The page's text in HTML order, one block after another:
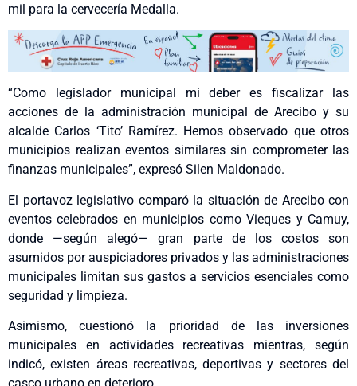
mil para la cervecería Medalla.
“Como legislador municipal mi deber es fiscalizar las
acciones de la administración municipal de Arecibo y su
alcalde Carlos ‘Tito’ Ramírez. Hemos observado que otros
municipios realizan eventos similares sin comprometer las
finanzas municipales”, expresó Silen Maldonado.
El portavoz legislativo comparó la situación de Arecibo con
eventos celebrados en municipios como Vieques y Camuy,
donde —según alegó— gran parte de los costos son
asumidos por auspiciadores privados y las administraciones
municipales limitan sus gastos a servicios esenciales como
seguridad y limpieza.
Asimismo, cuestionó la prioridad de las inversiones
municipales en actividades recreativas mientras, según
indicó, existen áreas recreativas, deportivas y sectores del